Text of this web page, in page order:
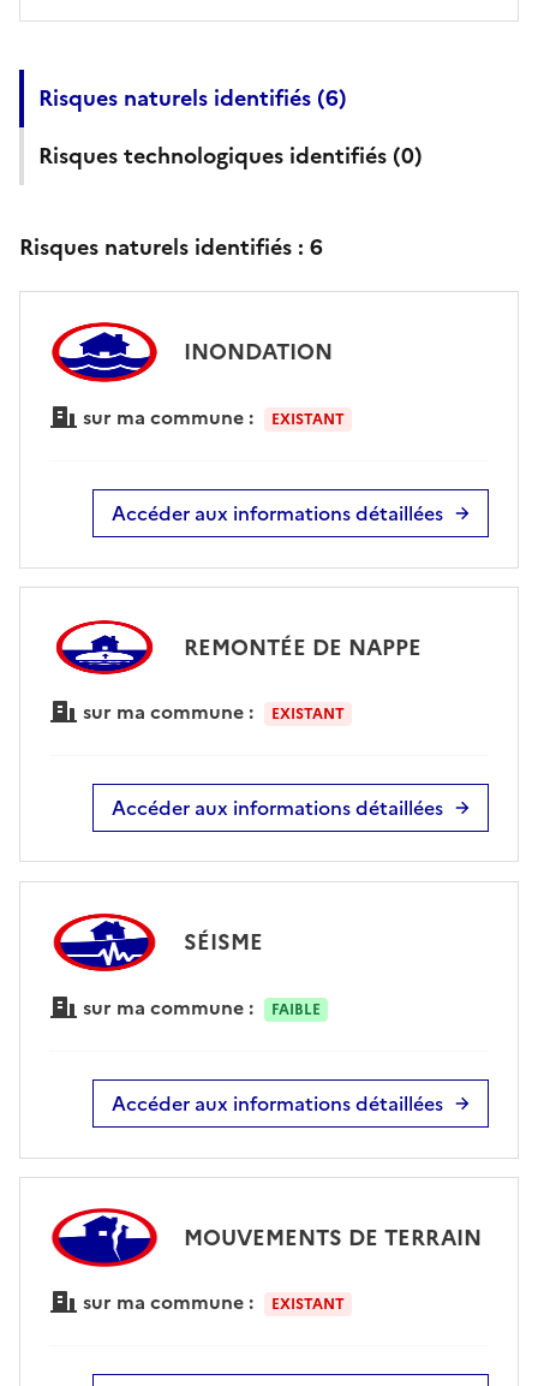
Risques naturels identifiés (6)
Risques technologiques identifiés (0)
Risques naturels identifiés : 6
INONDATION
sur ma commune : EXISTANT
Accéder aux informations détaillées
REMONTÉE DE NAPPE
sur ma commune : EXISTANT
Accéder aux informations détaillées
SÉISME
sur ma commune : FAIBLE
Accéder aux informations détaillées
MOUVEMENTS DE TERRAIN
sur ma commune : EXISTANT